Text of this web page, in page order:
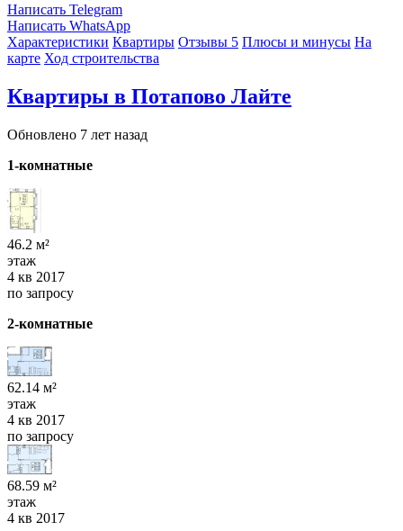
Написать Telegram
Написать WhatsApp
Характеристики Квартиры Отзывы 5 Плюсы и минусы На
карте Ход строительства
Квартиры в Потапово Лайте
Обновлено 7 лет назад
1-комнатные
46.2 м²
этаж
4 кв 2017
по запросу
2-комнатные
62.14 м²
этаж
4 кв 2017
по запросу
68.59 м²
этаж
4 кв 2017